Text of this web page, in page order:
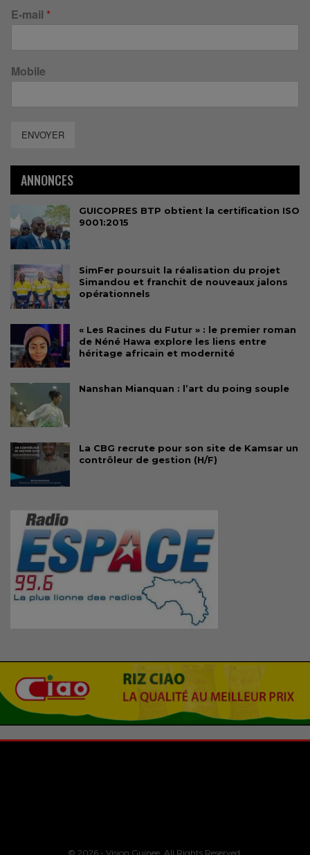
E-mail *
Mobile
ENVOYER
ANNONCES
GUICOPRES BTP obtient la certification ISO
9001:2015
SimFer poursuit la réalisation du projet
Simandou et franchit de nouveaux jalons
opérationnels
« Les Racines du Futur » : le premier roman
de Néné Hawa explore les liens entre
héritage africain et modernité
Nanshan Mianquan : l’art du poing souple
La CBG recrute pour son site de Kamsar un
contrôleur de gestion (H/F)
© 2026 - Vision Guinee. All Rights Reserved.